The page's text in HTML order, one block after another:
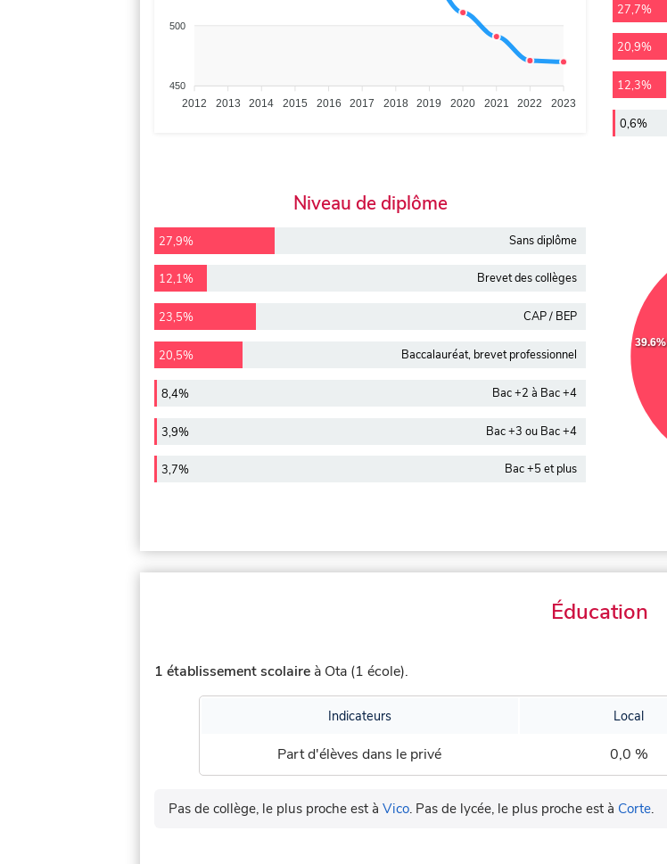
500
450
2012 2013 2014 2015 2016 2017 2018 2019 2020 2021 2022 2023
27,7%
20,9%
12,3%
0,6%
Niveau de diplôme
27,9% Sans diplôme
12,1% Brevet des collèges
23,5% CAP / BEP
20,5% Baccalauréat, brevet professionnel
8,4% Bac +2 à Bac +4
3,9% Bac +3 ou Bac +4
3,7% Bac +5 et plus
39.6%
Éducation
1 établissement scolaire à Ota (1 école).
Indicateurs Local
Part d'élèves dans le privé 0,0 %
Pas de collège, le plus proche est à Vico. Pas de lycée, le plus proche est à Corte.